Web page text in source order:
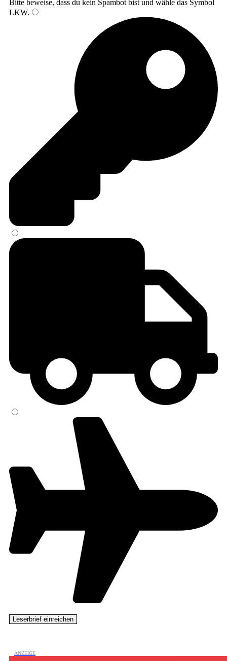
Bitte beweise, dass du kein Spambot bist und wähle das Symbol
LKW.